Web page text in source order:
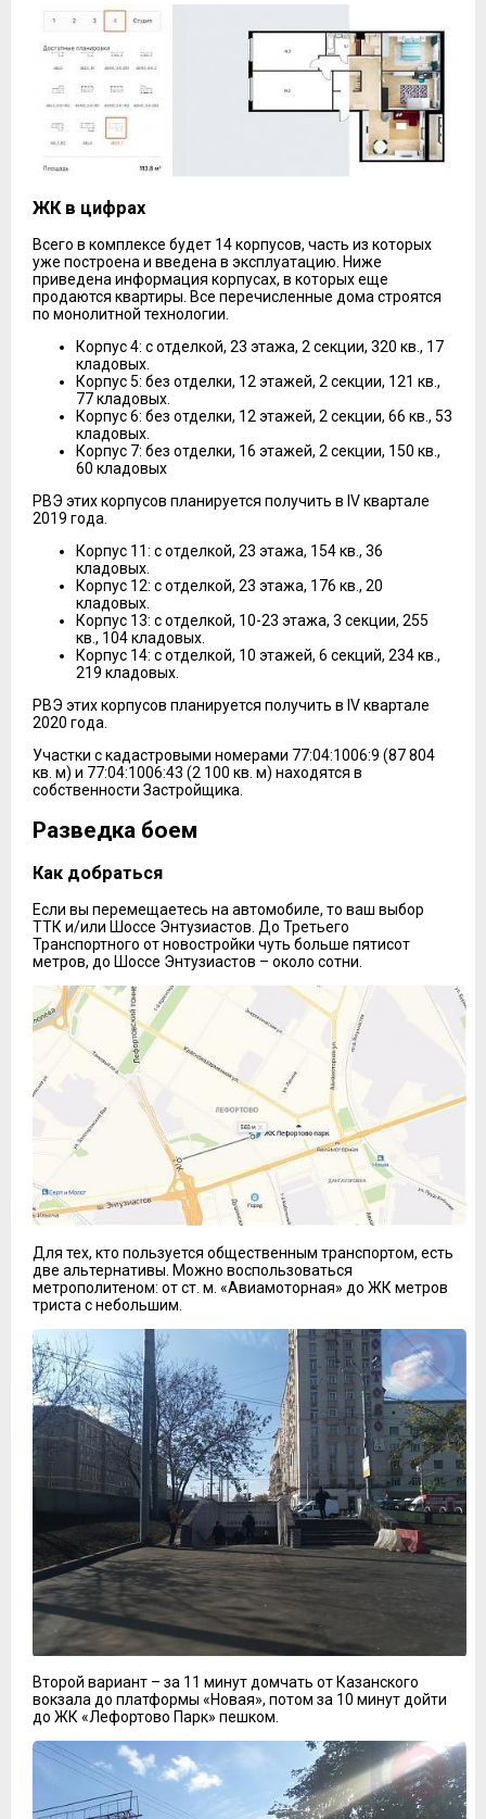
ЖК в цифрах
Всего в комплексе будет 14 корпусов, часть из которых
уже построена и введена в эксплуатацию. Ниже
приведена информация корпусах, в которых еще
продаются квартиры. Все перечисленные дома строятся
по монолитной технологии.
Корпус 4: с отделкой, 23 этажа, 2 секции, 320 кв., 17
кладовых.
Корпус 5: без отделки, 12 этажей, 2 секции, 121 кв.,
77 кладовых.
Корпус 6: без отделки, 12 этажей, 2 секции, 66 кв., 53
кладовых.
Корпус 7: без отделки, 16 этажей, 2 секции, 150 кв.,
60 кладовых
РВЭ этих корпусов планируется получить в IV квартале
2019 года.
Корпус 11: с отделкой, 23 этажа, 154 кв., 36
кладовых.
Корпус 12: с отделкой, 23 этажа, 176 кв., 20
кладовых.
Корпус 13: с отделкой, 10-23 этажа, 3 секции, 255
кв., 104 кладовых.
Корпус 14: с отделкой, 10 этажей, 6 секций, 234 кв.,
219 кладовых.
РВЭ этих корпусов планируется получить в IV квартале
2020 года.
Участки с кадастровыми номерами 77:04:1006:9 (87 804
кв. м) и 77:04:1006:43 (2 100 кв. м) находятся в
собственности Застройщика.
Разведка боем
Как добраться
Если вы перемещаетесь на автомобиле, то ваш выбор
ТТК и/или Шоссе Энтузиастов. До Третьего
Транспортного от новостройки чуть больше пятисот
метров, до Шоссе Энтузиастов – около сотни.
Для тех, кто пользуется общественным транспортом, есть
две альтернативы. Можно воспользоваться
метрополитеном: от ст. м. «Авиамоторная» до ЖК метров
триста с небольшим.
Второй вариант – за 11 минут домчать от Казанского
вокзала до платформы «Новая», потом за 10 минут дойти
до ЖК «Лефортово Парк» пешком.